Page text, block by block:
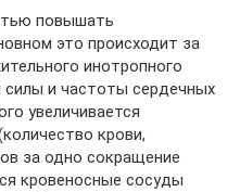
повышать
это происходит за
инотропного
и частоты сердечных
увеличивается
крови,
за одно сокращение
кровеносные сосуды